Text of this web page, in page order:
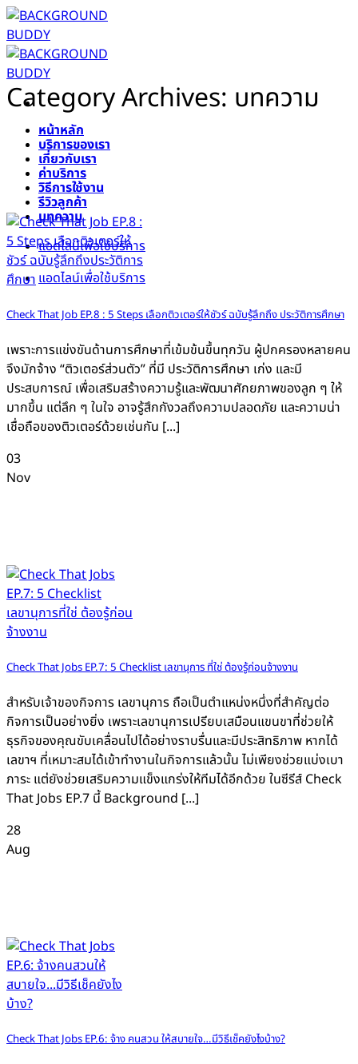
Skip
to
content
หน้าหลัก
บริการของเรา
เกี่ยวกับเรา
ค่าบริการ
วิธีการใช้งาน
รีวิวลูกค้า
บทความ
แอดไลน์เพื่อใช้บริการ
แอดไลน์เพื่อใช้บริการ
Category Archives: บทความ
Check That Job EP.8 : 5 Steps เลือกติวเตอร์ให้ชัวร์ ฉบับรู้ลึกถึง ประวัติการศึกษา
เพราะการแข่งขันด้านการศึกษาที่เข้มข้นขึ้นทุกวัน ผู้ปกครองหลายคน
จึงมักจ้าง “ติวเตอร์ส่วนตัว” ที่มี ประวัติการศึกษา เก่ง และมี
ประสบการณ์ เพื่อเสริมสร้างความรู้และพัฒนาศักยภาพของลูก ๆ ให้
มากขึ้น แต่ลึก ๆ ในใจ อาจรู้สึกกังวลถึงความปลอดภัย และความน่า
เชื่อถือของติวเตอร์ด้วยเช่นกัน [...]
03
Nov
Check That Jobs EP.7: 5 Checklist เลขานุการ ที่ใช่ ต้องรู้ก่อนจ้างงาน
สำหรับเจ้าของกิจการ เลขานุการ ถือเป็นตำแหน่งหนึ่งที่สำคัญต่อ
กิจการเป็นอย่างยิ่ง เพราะเลขานุการเปรียบเสมือนแขนขาที่ช่วยให้
ธุรกิจของคุณขับเคลื่อนไปได้อย่างราบรื่นและมีประสิทธิภาพ หากได้
เลขาฯ ที่เหมาะสมได้เข้าทำงานในกิจการแล้วนั้น ไม่เพียงช่วยแบ่งเบา
ภาระ แต่ยังช่วยเสริมความแข็งแกร่งให้ทีมได้อีกด้วย ในซีรีส์ Check
That Jobs EP.7 นี้ Background [...]
28
Aug
Check That Jobs EP.6: จ้าง คนสวน ให้สบายใจ…มีวิธีเช็คยังไงบ้าง?